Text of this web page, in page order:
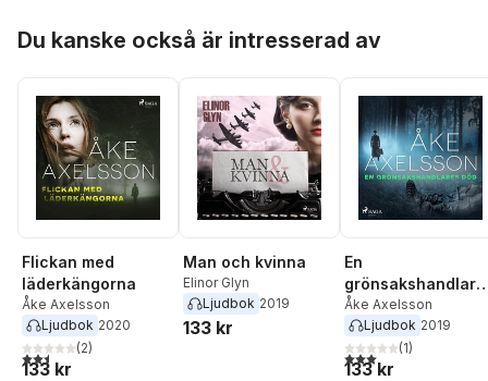
Du kanske också är intresserad av
Flickan med
läderkängorna
Åke Axelsson
Ljudbok 2020
2,5utav 5 stjärnor. Totalt antal röster:
(2)
133 kr
Man och kvinna
Elinor Glyn
Ljudbok 2019
133 kr
En
död
Åke Axelsson
Ljudbok 2019
3,0utav 5 stjärnor.
(1)
133 kr